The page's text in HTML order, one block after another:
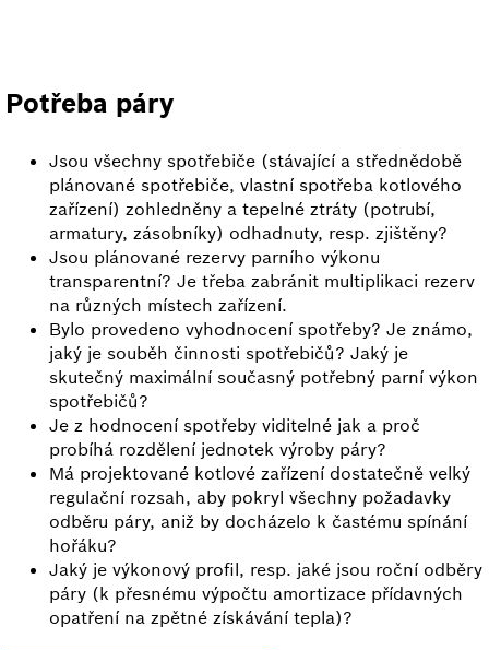
Potřeba páry
Jsou všechny spotřebiče (stávající a střednědobě
plánované spotřebiče, vlastní spotřeba kotlového
zařízení) zohledněny a tepelné ztráty (potrubí,
armatury, zásobníky) odhadnuty, resp. zjištěny?
Jsou plánované rezervy parního výkonu
transparentní? Je třeba zabránit multiplikaci rezerv
na různých místech zařízení.
Bylo provedeno vyhodnocení spotřeby? Je známo,
jaký je souběh činnosti spotřebičů? Jaký je
skutečný maximální současný potřebný parní výkon
spotřebičů?
Je z hodnocení spotřeby viditelné jak a proč
probíhá rozdělení jednotek výroby páry?
Má projektované kotlové zařízení dostatečně velký
regulační rozsah, aby pokryl všechny požadavky
odběru páry, aniž by docházelo k častému spínání
hořáku?
Jaký je výkonový profil, resp. jaké jsou roční odběry
páry (k přesnému výpočtu amortizace přídavných
opatření na zpětné získávání tepla)?